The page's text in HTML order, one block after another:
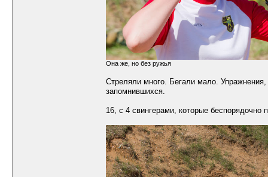
Она же, но без ружья
Стреляли много. Бегали мало.
запомнившихся.
16, с 4 свингерами, которые беспорядочно